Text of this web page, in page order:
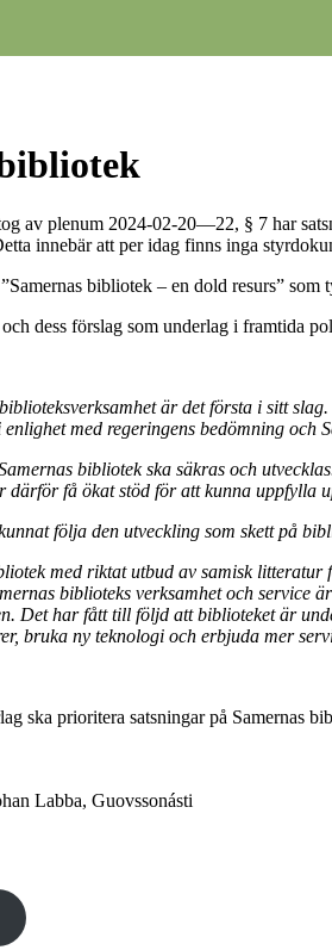
av plenum 2024-02-20—22, § 7 har
innebär att per idag finns inga
bibliotek – en dold resurs”
dess förslag som underlag i framtida
är det första i sitt
med regeringens bedömning och
bibliotek ska säkras och
därför få ökat stöd för att kunna uppfylla
följa den utveckling som skett på
med riktat utbud av samisk
biblioteks verksamhet och
Det har fått till följd att biblioteket är
bruka ny teknologi och erbjuda mer
ska prioritera satsningar på Samernas
Labba, Guovssonásti